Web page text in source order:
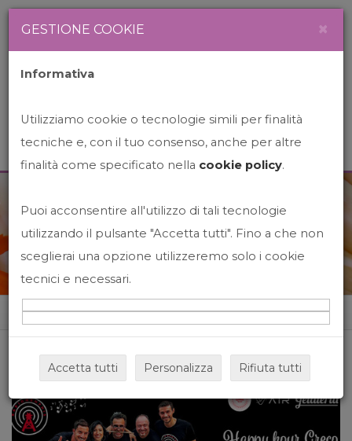
News&Events
Home News&events
GESTIONE COOKIE ×
Informativa
Utilizziamo cookie o tecnologie simili per finalità
tecniche e, con il tuo consenso, anche per altre
finalità come specificato nella cookie policy.
Puoi acconsentire all'utilizzo di tali tecnologie
utilizzando il pulsante "Accetta tutti". Fino a che non
sceglierai una opzione utilizzeremo solo i cookie
tecnici e necessari.
Accetta tutti Personalizza Rifiuta tutti